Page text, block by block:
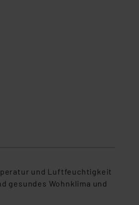
und Luftfeuchtigkeit
gesundes Wohnklima und